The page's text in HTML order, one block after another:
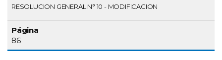
RESOLUCION GENERAL N° 10 - MODIFICACION
86